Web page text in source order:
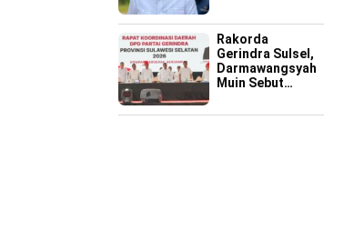
Rakorda
Gerindra Sulsel,
Darmawangsyah
Muin Sebut
Strategis